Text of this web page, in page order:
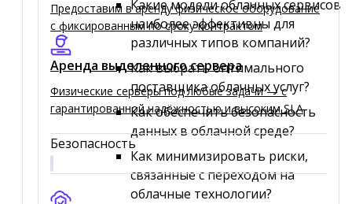
Предоставим в аренду физическое оборудование
с фиксированным по сроку контрактом
Аренда выделенного сервера
Физические серверы под любые задачи — с
гарантированной надёжностью и высоким SLA
Безопасность
Какие модели облачных сервисов
наиболее эффективны для
различных типов компаний?
Как выбрать оптимального
поставщика облачных услуг?
Как обеспечить безопасность
данных в облачной среде?
Как минимизировать риски,
связанные с переходом на
облачные технологии?